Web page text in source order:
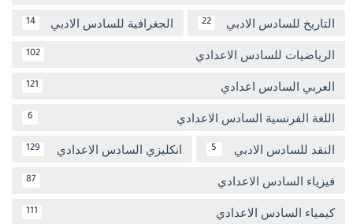
التاريخ للسادس الادبي 22 الجغرافية للسادس الادبي 14
الرياضيات للسادس الاعدادي 102
العربي السادس اعدادي 121
اللغة الفرنسية السادس الاعدادي 6
النقد للسادس الادبي 5 انكليزي السادس الاعدادي 129
فيزياء السادس الاعدادي 87
كيمياء السادس الاعدادي 111